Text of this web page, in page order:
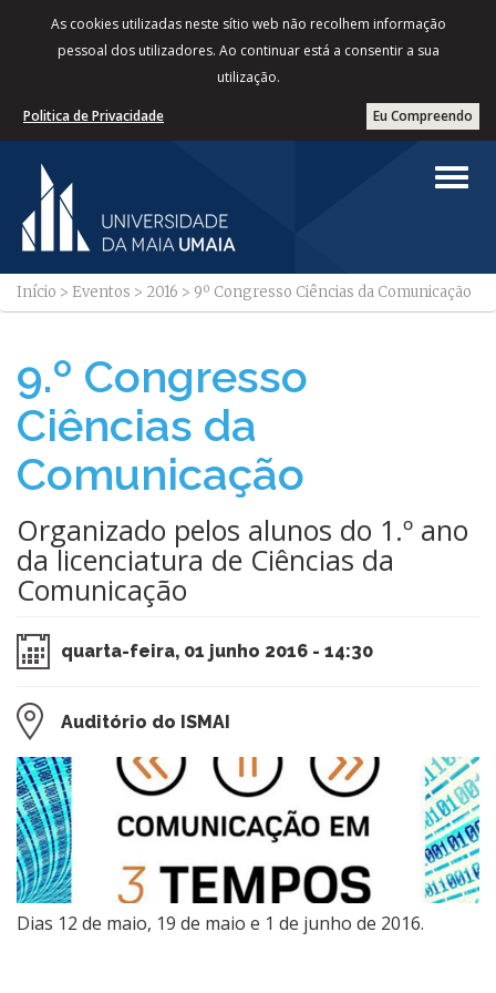
As cookies utilizadas neste sítio web não recolhem informação
pessoal dos utilizadores. Ao continuar está a consentir a sua
utilização.
Eu Compreendo
Politica de Privacidade
Início > Eventos > 2016 > 9º Congresso Ciências da Comunicação
9.º Congresso
Ciências da
Comunicação
Organizado pelos alunos do 1.º ano
da licenciatura de Ciências da
Comunicação
quarta-feira, 01 junho 2016 - 14:30
Auditório do ISMAI
D​ias 12 de maio, 19 de maio e 1 de junho de 2016.